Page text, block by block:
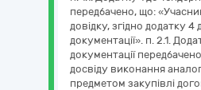
передбачено, що:
довідку, згідно додатку 4
документації». п. 2.1.
документації
досвіду виконання
предметом закупівлі